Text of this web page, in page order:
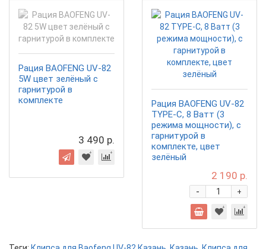
Рация BAOFENG UV-82
5W цвет зелёный с
гарнитурой в
комплекте
3 490 р.
Рация BAOFENG UV-82
TYPE-C, 8 Ватт (3
режима мощности), с
гарнитурой в
комплекте, цвет
зелёный
2 190 р.
+
-